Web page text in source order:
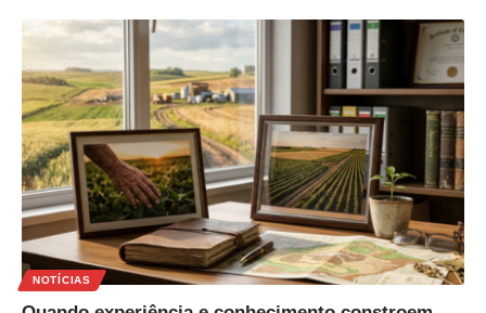
NOTÍCIAS